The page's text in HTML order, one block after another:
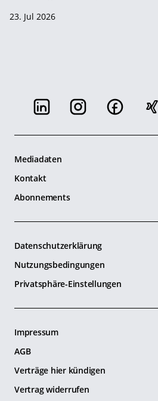
23. Jul 2026
Mediadaten
Kontakt
Abonnements
Datenschutzerklärung
Nutzungsbedingungen
Privatsphäre-Einstellungen
Impressum
AGB
Verträge hier kündigen
Vertrag widerrufen